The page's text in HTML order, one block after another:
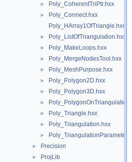
► Poly_CoherentTriPtr.hxx
►
Poly_Connect.hxx
Poly_HArray1OfTriangle.hxx
► Poly_ListOfTriangulation.hxx
► Poly_MakeLoops.hxx
► Poly_MergeNodesTool.hxx
► Poly_MeshPurpose.hxx
► Poly_Polygon2D.hxx
► Poly_Polygon3D.hxx
►
► Poly_Triangle.hxx
► Poly_Triangulation.hxx
►
► Precision
► ProjLib